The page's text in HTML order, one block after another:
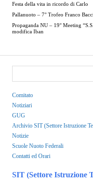
Festa della vita in ricordo di Carlo
Pallanuoto – 7° Trofeo Franco
Propaganda NU – 19° Meeting
modifica Iban
Comitato
Notiziari
GUG
Archivio SIT (Settore Istruzione
Notizie
Scuole Nuoto Federali
Contatti ed Orari
SIT (Settore Istruzione